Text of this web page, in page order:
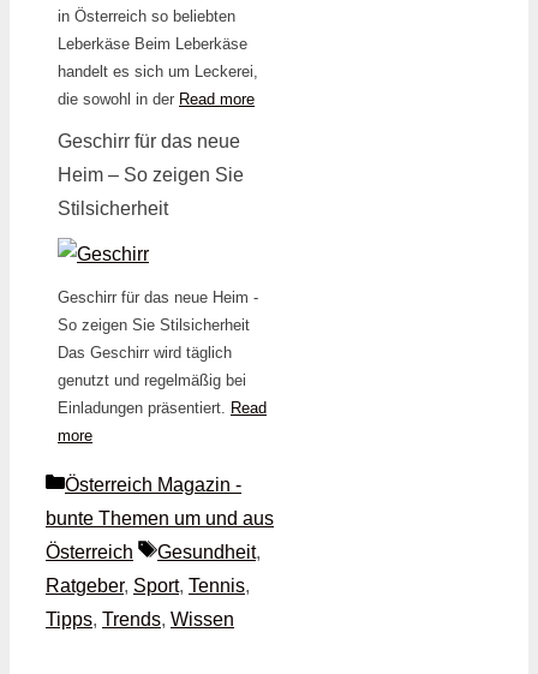
in Österreich so beliebten
Leberkäse Beim Leberkäse
handelt es sich um Leckerei,
die sowohl in der Read more
Geschirr für das neue
Heim – So zeigen Sie
Stilsicherheit
Geschirr für das neue Heim -
So zeigen Sie Stilsicherheit
Das Geschirr wird täglich
genutzt und regelmäßig bei
Einladungen präsentiert. Read
more
Kategorien
Österreich Magazin -
bunte Themen um und aus
Österreich
Schlagwörter
Gesundheit,
Ratgeber, Sport, Tennis,
Tipps, Trends, Wissen